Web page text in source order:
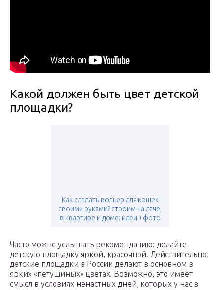
Какой должен быть цвет детской
площадки?
Как сделать вольер для кошек
своими руками? строим на даче,
в квартире и доме: идеи +фото
Часто можно услышать рекомендацию: делайте
детскую площадку яркой, красочной. Действительно,
детские площадки в России делают в основном в
ярких «петушиных» цветах. Возможно, это имеет
смысл в условиях ненастных дней, которых у нас в